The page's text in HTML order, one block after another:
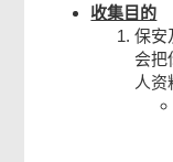
收集目的
保安
会把
人资